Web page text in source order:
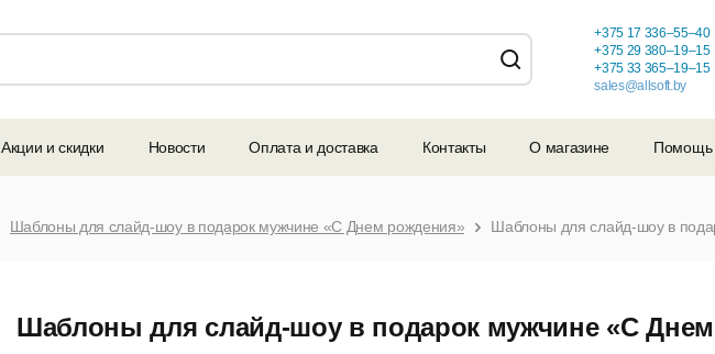
+375 17 336–55–40
+375 29 380–19–15
+375 33 365–19–15
sales@allsoft.by
Акции и скидки Новости Оплата и доставка Контакты О магазине Помощь
Шаблоны для слайд-шоу в подарок мужчине «С Днем рождения»
Шаблоны для слайд-шоу в подарок мужчине «С